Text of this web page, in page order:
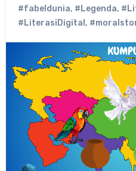
#fabeldunia, #Legenda,
#LiterasiDigital ,